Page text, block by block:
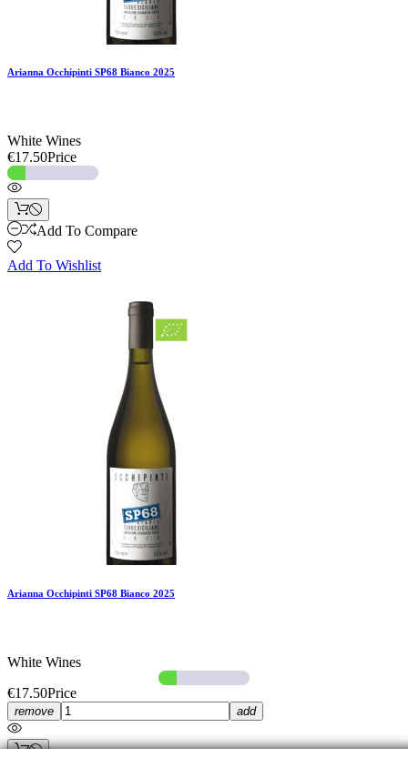
Arianna Occhipinti SP68 Bianco 2025
White Wines
€17.50Price
Add To Compare
Add To Wishlist
Arianna Occhipinti SP68 Bianco 2025
White Wines
€17.50Price
remove add